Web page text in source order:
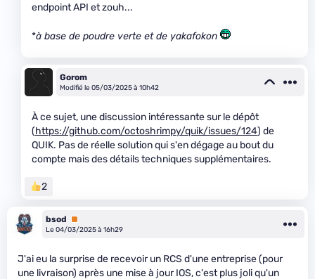
endpoint API et zouh...
*à base de poudre verte et de yakafokon
Gorom
Modifié le 05/03/2025 à 10h42
À ce sujet, une discussion intéressante sur le dépôt
(https://github.com/octoshrimpy/quik/issues/124) de
QUIK. Pas de réelle solution qui s'en dégage au bout du
compte mais des détails techniques supplémentaires.
2
bsod
Premium
Le 04/03/2025 à 16h29
J'ai eu la surprise de recevoir un RCS d'une entreprise (pour
une livraison) après une mise à jour IOS, c'est plus joli qu'un